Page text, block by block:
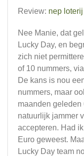
Review: nep loterij
Nee Manie, dat
Lucky Day, en
zich niet
of 10 nummers,
De kans is nou
nummers, maar
maanden geleden
natuurlijk jammer
accepteren. Had
Euro geweest.
Lucky Day team